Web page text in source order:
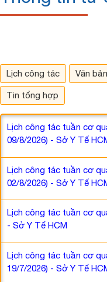
Lịch công tác Văn bản
Tin tổng hợp
Lịch công tác tuần cơ
09/8/2026) - Sở Y Tế
Lịch công tác tuần cơ
02/8/2026) - Sở Y Tế
Lịch công tác tuần cơ
- Sở Y Tế HCM
Lịch công tác tuần cơ
19/7/2026) - Sở Y Tế